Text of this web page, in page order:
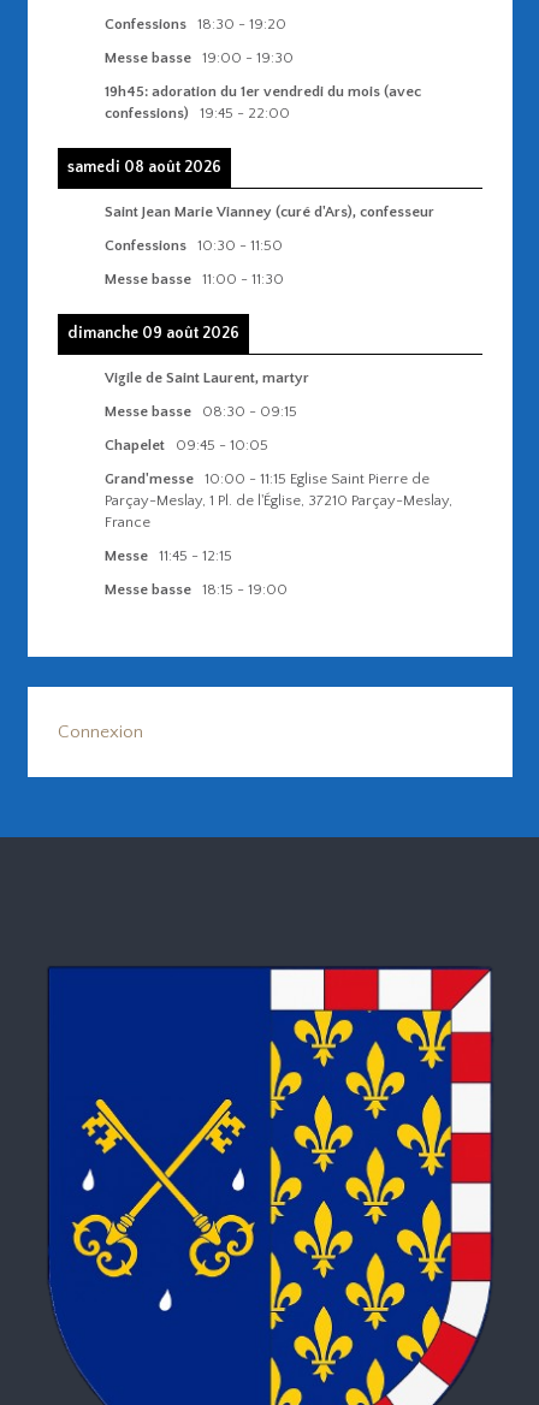
Confessions
18:30 - 19:20
Messe basse
19:00 - 19:30
19h45: adoration du 1er vendredi du mois (avec
confessions)
19:45 - 22:00
samedi 08 août 2026
Saint Jean Marie Vianney (curé d'Ars), confesseur
Confessions
10:30 - 11:50
Messe basse
11:00 - 11:30
dimanche 09 août 2026
Vigile de Saint Laurent, martyr
Messe basse
08:30 - 09:15
Chapelet
09:45 - 10:05
Grand'messe
10:00 - 11:15 Eglise Saint Pierre de
Parçay-Meslay, 1 Pl. de l'Église, 37210 Parçay-Meslay,
France
Messe
11:45 - 12:15
Messe basse
18:15 - 19:00
Connexion